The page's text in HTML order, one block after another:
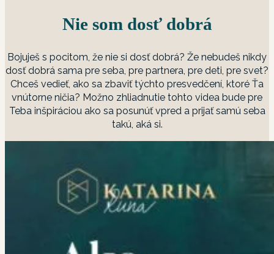
Nie som dosť dobrá
Bojuješ s pocitom, že nie si dosť dobrá? Že nebudeš nikdy
dosť dobrá sama pre seba, pre partnera, pre deti, pre svet?
Chceš vedieť, ako sa zbaviť týchto presvedčení, ktoré Ťa
vnútorne ničia? Možno zhliadnutie tohto videa bude pre
Teba inšpiráciou ako sa posunúť vpred a prijať samú seba
takú, aká si.